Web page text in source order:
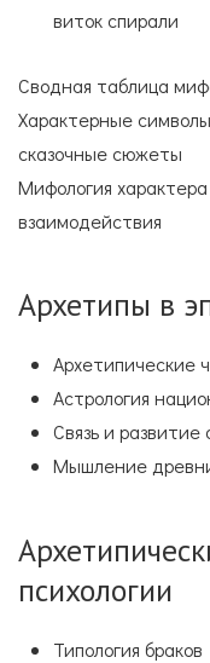
виток спирали
Сводная таблица
Характерные
сказочные сюжеты
Мифология
взаимодействия
Архетипы в
Архетипические
Астрология
Связь и развитие
Мышление
психологии
Типология браков